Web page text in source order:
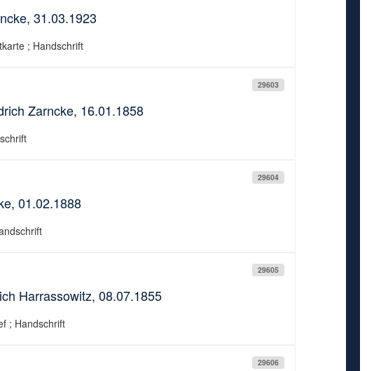
31.03.1923
; Handschrift
29603
Zarncke, 16.01.1858
29604
01.02.1888
29605
Harrassowitz, 08.07.1855
; Handschrift
29606